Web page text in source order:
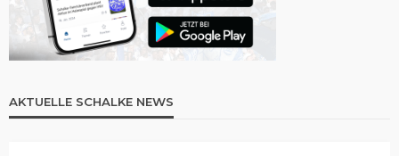
AKTUELLE SCHALKE NEWS